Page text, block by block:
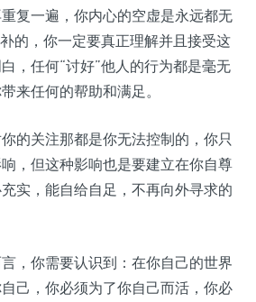
复一遍，你内心的空虚是永远都无
的，你一定要真正理解并且接受这
，任何“讨好”他人的行为都是毫无
来任何的帮助和满足。
的关注那都是你无法控制的，你只
，但这种影响也是要建立在你自尊
实，能自给自足，不再向外寻求的
，你需要认识到：在你自己的世界
己，你必须为了你自己而活，你必